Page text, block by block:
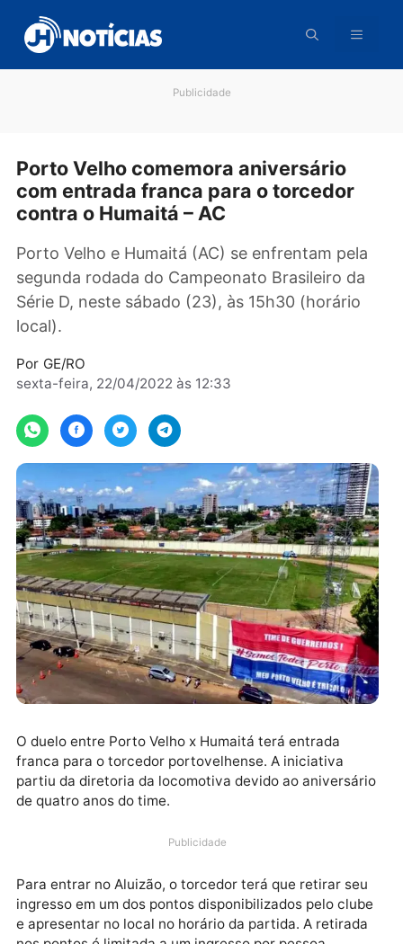
para
conteúdo
Porto Velho comemora aniversário
com entrada franca para o torcedor
Porto Velho e Humaitá (AC) se enfrentam
segunda rodada do Campeonato Brasileiro
Série D, neste sábado (23), às 15h30 (horário
local).
sexta-feira, 22/04/2022 às 12:33
franca para o torcedor portovelhense. A iniciativa
de quatro anos do time.
Publicidade